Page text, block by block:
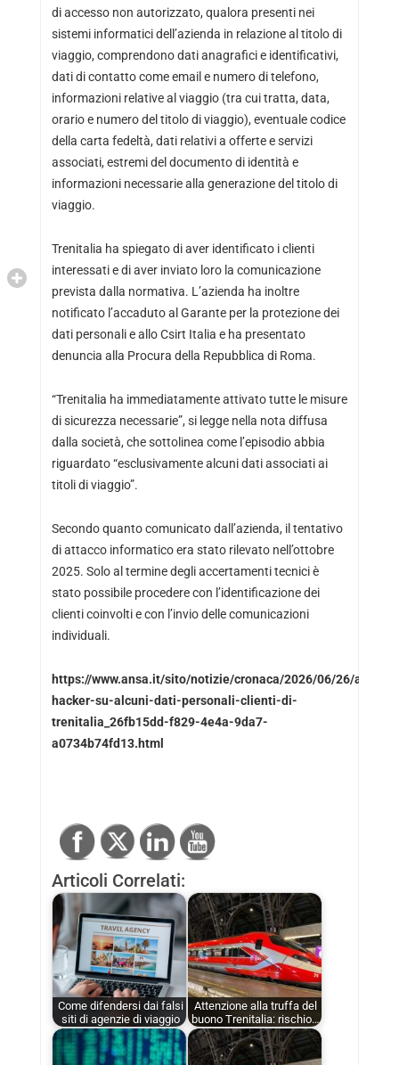
di accesso non autorizzato, qualora presenti nei
sistemi informatici dell’azienda in relazione al titolo di
viaggio, comprendono dati anagrafici e identificativi,
dati di contatto come email e numero di telefono,
informazioni relative al viaggio (tra cui tratta, data,
orario e numero del titolo di viaggio), eventuale codice
della carta fedeltà, dati relativi a offerte e servizi
associati, estremi del documento di identità e
informazioni necessarie alla generazione del titolo di
viaggio.
Trenitalia ha spiegato di aver identificato i clienti
interessati e di aver inviato loro la comunicazione
prevista dalla normativa. L’azienda ha inoltre
notificato l’accaduto al Garante per la protezione dei
dati personali e allo Csirt Italia e ha presentato
denuncia alla Procura della Repubblica di Roma.
“Trenitalia ha immediatamente attivato tutte le misure
di sicurezza necessarie”, si legge nella nota diffusa
dalla società, che sottolinea come l’episodio abbia
riguardato “esclusivamente alcuni dati associati ai
titoli di viaggio”.
Secondo quanto comunicato dall’azienda, il tentativo
di attacco informatico era stato rilevato nell’ottobre
2025. Solo al termine degli accertamenti tecnici è
stato possibile procedere con l’identificazione dei
clienti coinvolti e con l’invio delle comunicazioni
individuali.
https://www.ansa.it/sito/notizie/cronaca/2026/06/26/
hacker-su-alcuni-dati-personali-clienti-di-
trenitalia_26fb15dd-f829-4e4a-9da7-
a0734b74fd13.html
Articoli Correlati:
Come difendersi dai falsi
siti di agenzie di viaggio
Attenzione alla truffa del
buono Trenitalia: rischio…